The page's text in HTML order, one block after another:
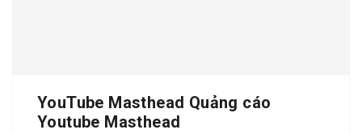
YouTube Masthead Quảng cáo
Youtube Masthead